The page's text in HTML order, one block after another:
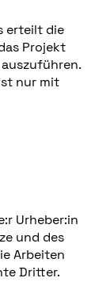
erteilt die
Projekt
nur mit
Urheber:in
und des
Arbeiten
Dritter.